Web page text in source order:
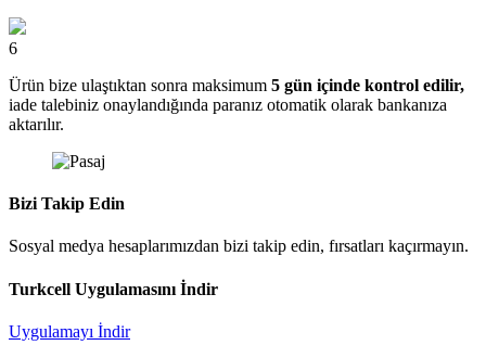
6
Ürün bize ulaştıktan sonra maksimum 5 gün içinde kontrol edilir,
iade talebiniz onaylandığında paranız otomatik olarak bankanıza
aktarılır.
Bizi Takip Edin
Sosyal medya hesaplarımızdan bizi takip edin, fırsatları kaçırmayın.
Turkcell Uygulamasını İndir
Uygulamayı İndir